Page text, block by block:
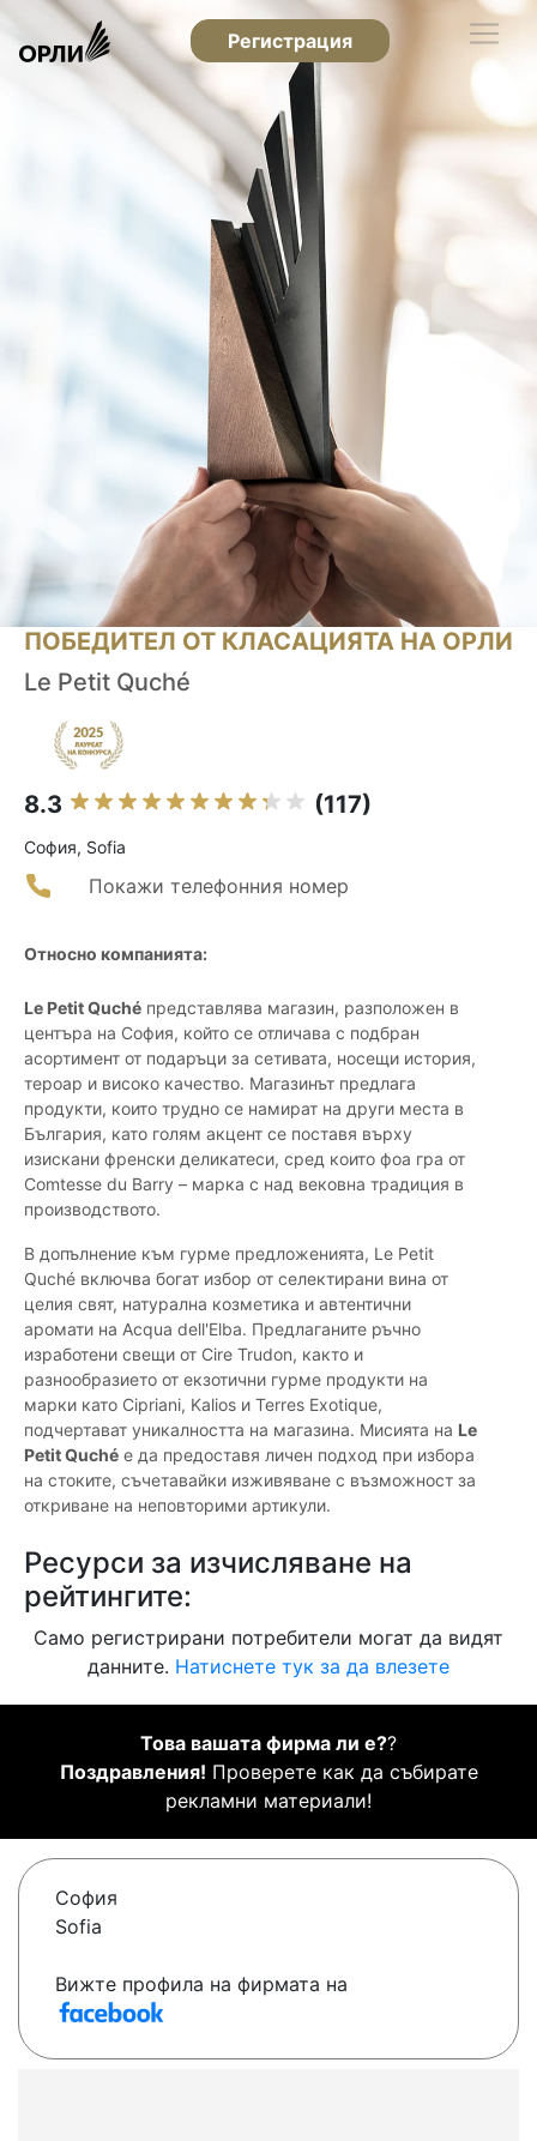
Регистрация
ПОБЕДИТЕЛ ОТ КЛАСАЦИЯТА НА ОРЛИ
Le Petit Quché
8.3 (117)
София, Sofia
Покажи телефонния номер
Относно компанията:
Le Petit Quché представлява магазин, разположен в
центъра на София, който се отличава с подбран
асортимент от подаръци за сетивата, носещи история,
тероар и високо качество. Магазинът предлага
продукти, които трудно се намират на други места в
България, като голям акцент се поставя върху
изискани френски деликатеси, сред които фоа гра от
Comtesse du Barry – марка с над вековна традиция в
производството.
В допълнение към гурме предложенията, Le Petit
Quché включва богат избор от селектирани вина от
целия свят, натурална козметика и автентични
аромати на Acqua dell'Elba. Предлаганите ръчно
изработени свещи от Cire Trudon, както и
разнообразието от екзотични гурме продукти на
марки като Cipriani, Kalios и Terres Exotique,
подчертават уникалността на магазина. Мисията на Le
Petit Quché е да предоставя личен подход при избора
на стоките, съчетавайки изживяване с възможност за
откриване на неповторими артикули.
Ресурси за изчисляване на
рейтингите:
Само регистрирани потребители могат да видят
данните. Натиснете тук за да влезете
Това вашата фирма ли е??
Поздравления! Проверете как да събирате
рекламни материали!
София
Sofia
Вижте профила на фирмата на